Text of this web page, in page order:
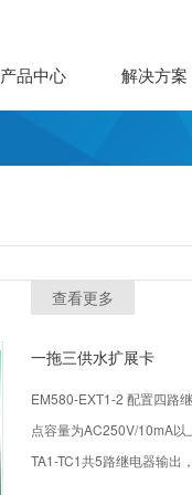
产品中心 解决方案
查看更多
一拖三供水扩展卡
EM580-EXT1-2 配置四路
点容量为AC250V/10mA
TA1-TC1共5路继电器输出